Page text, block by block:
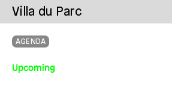
Villa du Parc
AGENDA
Upcoming